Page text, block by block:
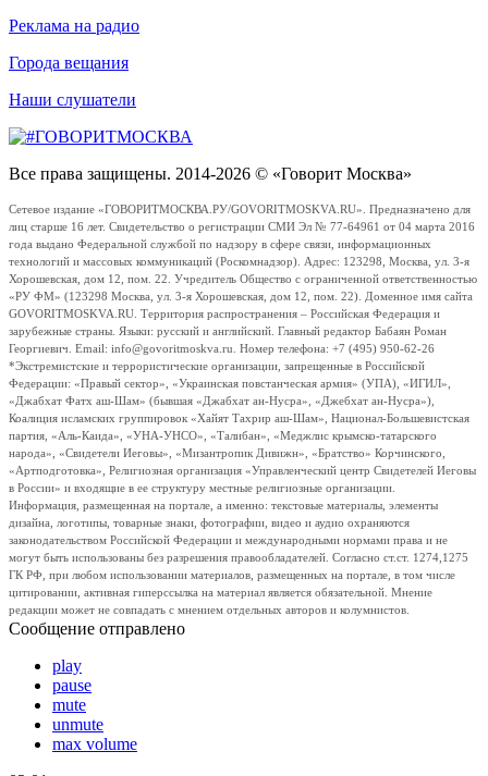
Реклама на радио
Города вещания
Наши слушатели
Все права защищены. 2014-2026 © «Говорит Москва»
Сетевое издание «ГОВОРИТМОСКВА.РУ/GOVORITMOSKVA.RU». Предназначено для
лиц старше 16 лет. Свидетельство о регистрации СМИ Эл № 77-64961 от 04 марта 2016
года выдано Федеральной службой по надзору в сфере связи, информационных
технологий и массовых коммуникаций (Роскомнадзор). Адрес: 123298, Москва, ул. 3-я
Хорошевская, дом 12, пом. 22. Учредитель Общество с ограниченной ответственностью
«РУ ФМ» (123298 Москва, ул. 3-я Хорошевская, дом 12, пом. 22). Доменное имя сайта
GOVORITMOSKVA.RU. Территория распространения – Российская Федерация и
зарубежные страны. Языки: русский и английский. Главный редактор Бабаян Роман
Георгиевич. Email: info@govoritmoskva.ru. Номер телефона: +7 (495) 950-62-26
*Экстремистские и террористические организации, запрещенные в Российской
Федерации: «Правый сектор», «Украинская повстанческая армия» (УПА), «ИГИЛ»,
«Джабхат Фатх аш-Шам» (бывшая «Джабхат ан-Нусра», «Джебхат ан-Нусра»),
Коалиция исламских группировок «Хайят Тахрир аш-Шам», Национал-Большевистская
партия, «Аль-Каида», «УНА-УНСО», «Талибан», «Меджлис крымско-татарского
народа», «Свидетели Иеговы», «Мизантропик Дивижн», «Братство» Корчинского,
«Артподготовка», Религиозная организация «Управленческий центр Свидетелей Иеговы
в России» и входящие в ее структуру местные религиозные организации.
Информация, размещенная на портале, а именно: текстовые материалы, элементы
дизайна, логотипы, товарные знаки, фотографии, видео и аудио охраняются
законодательством Российской Федерации и международными нормами права и не
могут быть использованы без разрешения правообладателей. Согласно ст.ст. 1274,1275
ГК РФ, при любом использовании материалов, размещенных на портале, в том числе
цитировании, активная гиперссылка на материал является обязательной. Мнение
редакции может не совпадать с мнением отдельных авторов и колумнистов.
Сообщение отправлено
play
pause
mute
unmute
max volume